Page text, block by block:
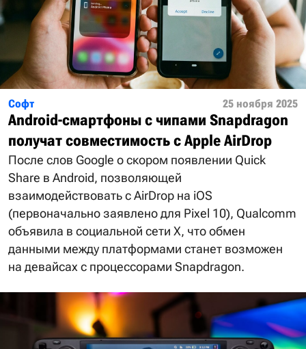
Софт 25 ноября 2025
Android-смартфоны с чипами Snapdragon
получат совместимость с Apple AirDrop
После слов Google о скором появлении Quick
Share в Android, позволяющей
взаимодействовать с AirDrop на iOS
(первоначально заявлено для Pixel 10), Qualcomm
объявила в социальной сети X, что обмен
данными между платформами станет возможен
на девайсах с процессорами Snapdragon.